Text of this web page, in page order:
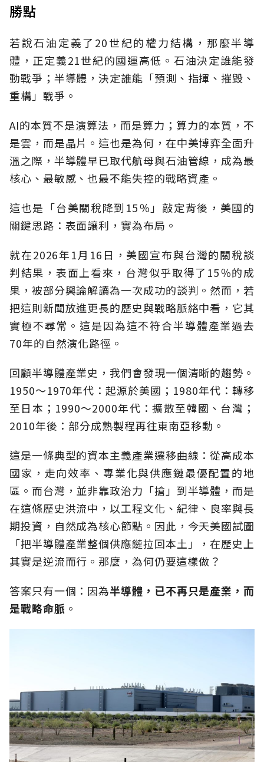
勝點
若說石油定義了20世紀的權力結構，那麼半導
體，正定義21世紀的國運高低。石油決定誰能發
動戰爭；半導體，決定誰能「預測、指揮、摧毀、
重構」戰爭。
AI的本質不是演算法，而是算力；算力的本質，不
是雲，而是晶片。這也是為何，在中美博弈全面升
溫之際，半導體早已取代航母與石油管線，成為最
核心、最敏感、也最不能失控的戰略資產。
這也是「台美關稅降到15％」敲定背後，美國的
關鍵思路：表面讓利，實為布局。
就在2026年1月16日，美國宣布與台灣的關稅談
判結果，表面上看來，台灣似乎取得了15％的成
果，被部分輿論解讀為一次成功的談判。然而，若
把這則新聞放進更長的歷史與戰略脈絡中看，它其
實極不尋常。這是因為這不符合半導體產業過去
70年的自然演化路徑。
回顧半導體產業史，我們會發現一個清晰的趨勢。
1950～1970年代：起源於美國；1980年代：轉移
至日本；1990～2000年代：擴散至韓國、台灣；
2010年後：部分成熟製程再往東南亞移動。
這是一條典型的資本主義產業遷移曲線：從高成本
國家，走向效率、專業化與供應鏈最優配置的地
區。而台灣，並非靠政治力「搶」到半導體，而是
在這條歷史洪流中，以工程文化、紀律、良率與長
期投資，自然成為核心節點。因此，今天美國試圖
「把半導體產業整個供應鏈拉回本土」，在歷史上
其實是逆流而行。那麼，為何仍要這樣做？
答案只有一個：因為半導體，已不再只是產業，而
是戰略命脈 。